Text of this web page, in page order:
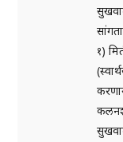
१)